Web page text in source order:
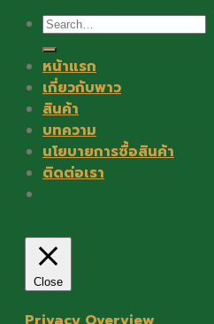
Search
for:
หน้าแรก
เกี่ยวกับพาว
สินค้า
บทความ
นโยบายการซื้อสินค้า
ติดต่อเรา
Close